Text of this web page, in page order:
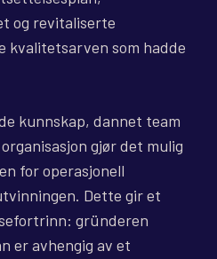
og revitaliserte
kvalitetsarven som hadde
kunnskap, dannet team
gjør det mulig
for operasjonell
Dette gir et
gründeren
er avhengig av et